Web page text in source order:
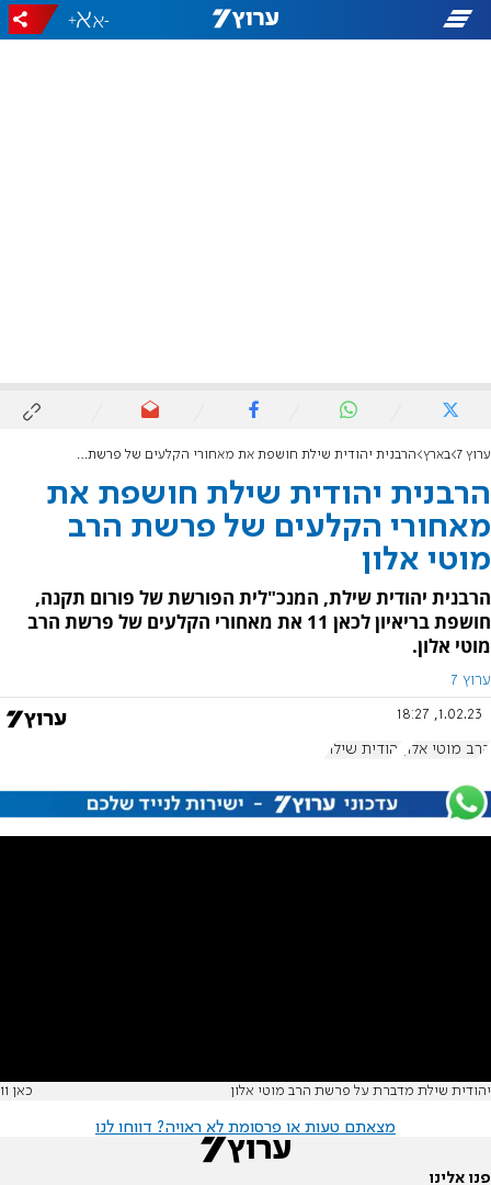
-
+
ערוץ 7 בארץ הרבנית יהודית שילת חושפת את מאחורי הקלעים של פרשת הרב מוטי אלון
הרבנית יהודית שילת חושפת את
מאחורי הקלעים של פרשת הרב
מוטי אלון
הרבנית יהודית שילת, המנכ"לית הפורשת של פורום תקנה,
חושפת בריאיון לכאן 11 את מאחורי הקלעים של פרשת הרב
מוטי אלון.
ערוץ 7
1.02.23, 18:27
הרב מוטי אלון יהודית שילת
יהודית שילת מדברת על פרשת הרב מוטי אלון כאן 11
מצאתם טעות או פרסומת לא ראויה? דווחו לנו
פנו אלינו